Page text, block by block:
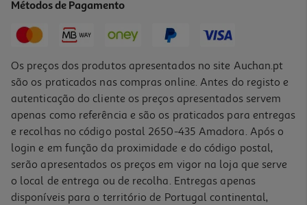
Price reduced from
5,49 €to
Promoção
Métodos de Pagamento
Os preços dos produtos apresentados no site Auchan.pt
são os praticados nas compras online. Antes do registo e
autenticação do cliente os preços apresentados servem
apenas como referência e são os praticados para entregas
e recolhas no código postal 2650-435 Amadora. Após o
login e em função da proximidade e do código postal,
serão apresentados os preços em vigor na loja que serve
o local de entrega ou de recolha. Entregas apenas
disponíveis para o território de Portugal continental,